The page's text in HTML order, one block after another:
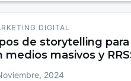
DIGITAL
de storytelling
medios masivos y
2024